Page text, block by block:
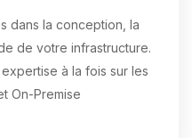
dans la conception, la
de votre infrastructure.
à la fois sur les
On-Premise